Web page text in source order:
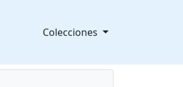
Colecciones